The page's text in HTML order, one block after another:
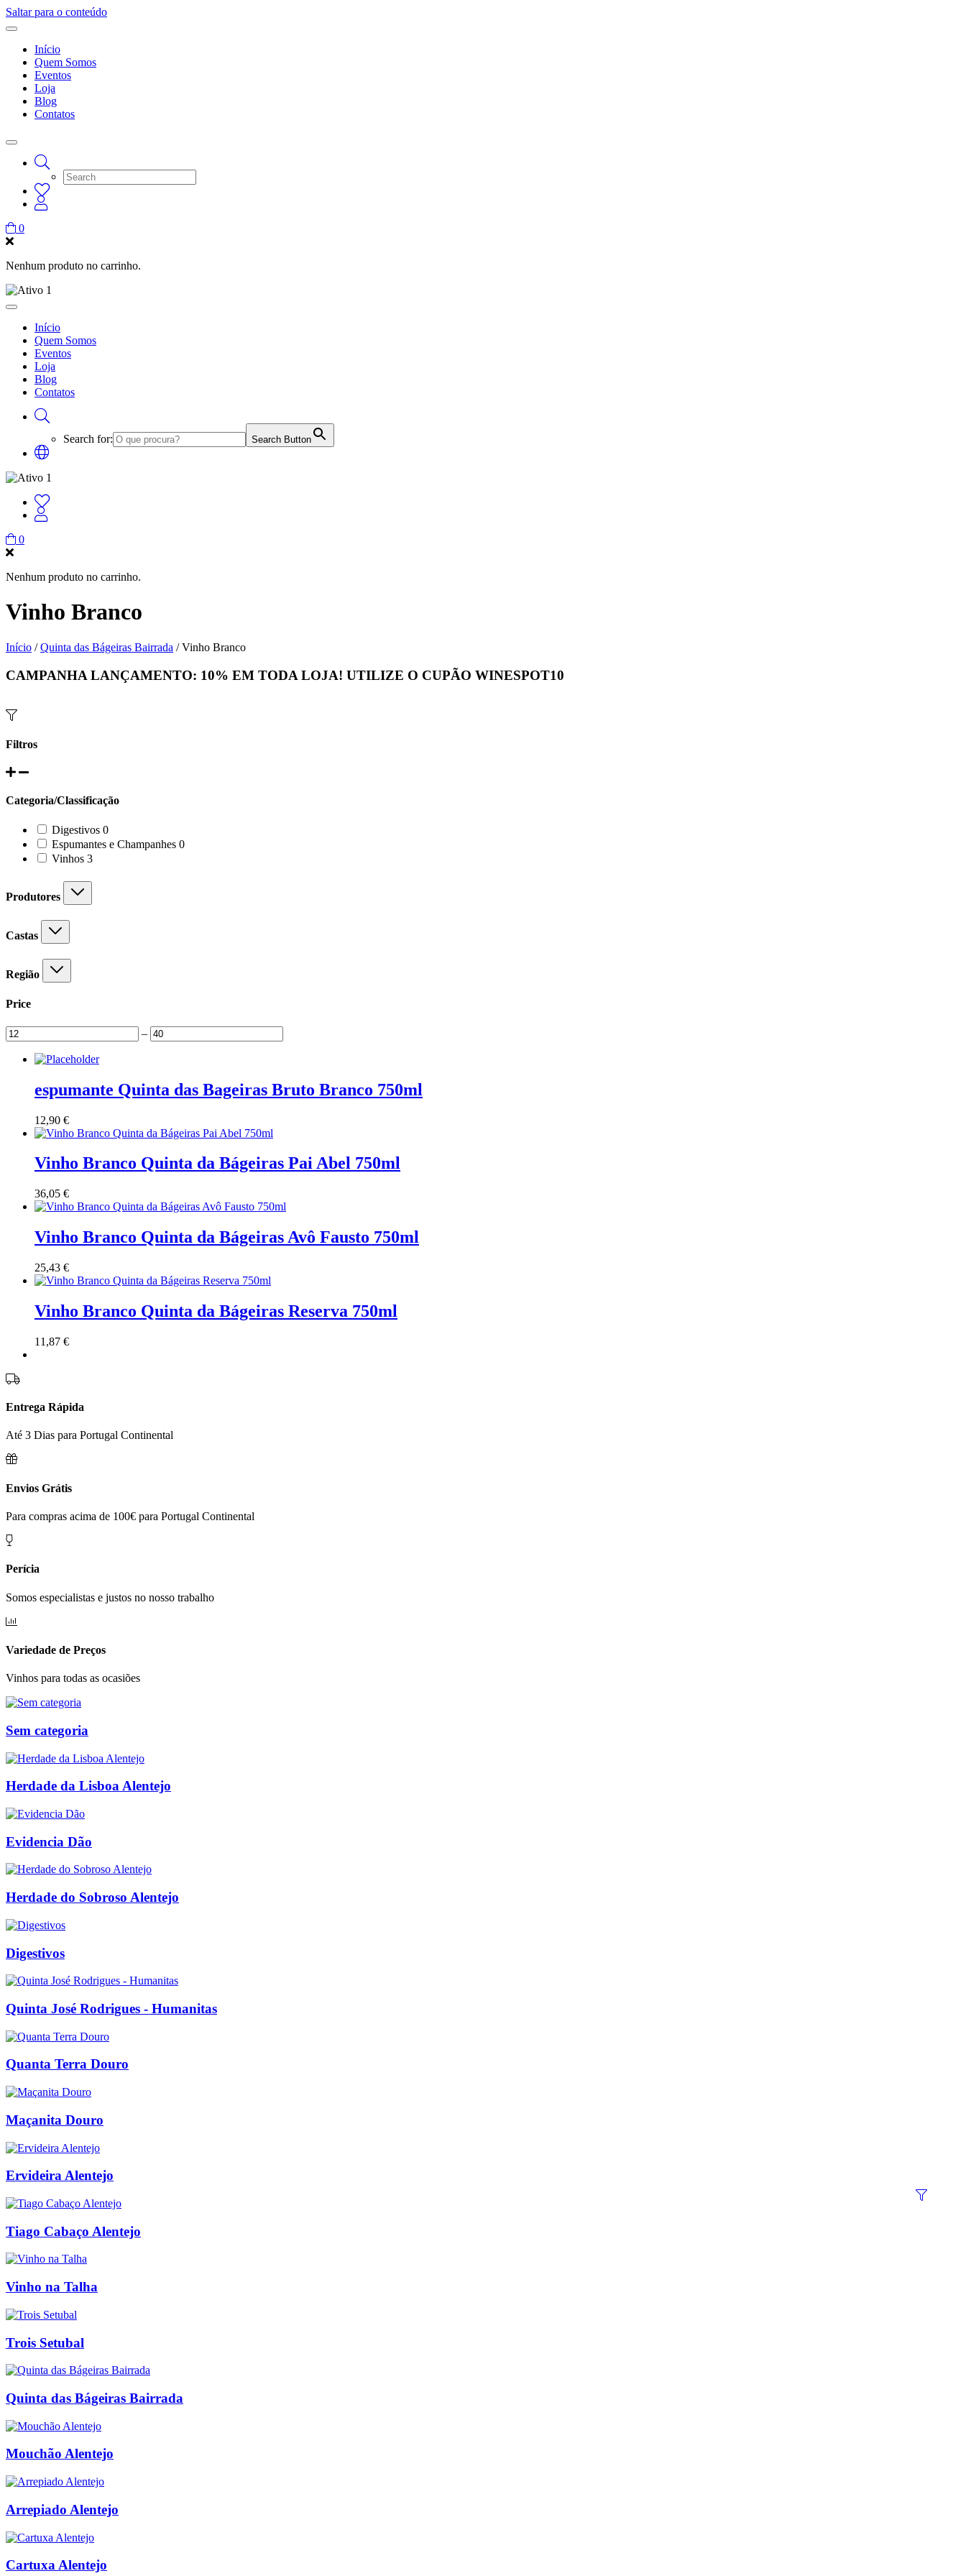
Saltar para o conteúdo
Início
Quem Somos
Eventos
Loja
Blog
Contatos
0
Nenhum produto no carrinho.
Início
Quem Somos
Eventos
Loja
Blog
Contatos
Search for: Search Button
0
Nenhum produto no carrinho.
Vinho Branco
Início /Quinta das Bágeiras Bairrada / Vinho Branco
CAMPANHA LANÇAMENTO: 10% EM TODA LOJA! UTILIZE O CUPÃO WINESPOT10
Filtros
Categoria/Classificação
Digestivos 00
products
Espumantes e Champanhes 00
Vinhos 3
Produtores
Castas
Região
Price
–
espumante Quinta das Bageiras Bruto Branco 750ml
12,90 €
Vinho Branco Quinta da Bágeiras Pai Abel 750ml
36,05 €
Vinho Branco Quinta da Bágeiras Avô Fausto 750ml
25,43 €
Vinho Branco Quinta da Bágeiras Reserva 750ml
11,87 €
Entrega Rápida
Até 3 Dias para Portugal Continental
Envios Grátis
Para compras acima de 100€ para Portugal Continental
Perícia
Somos especialistas e justos no nosso trabalho
Variedade de Preços
Vinhos para todas as ocasiões
Sem categoria
Herdade da Lisboa Alentejo
Evidencia Dão
Herdade do Sobroso Alentejo
Digestivos
Quinta José Rodrigues - Humanitas
Quanta Terra Douro
Maçanita Douro
Ervideira Alentejo
Tiago Cabaço Alentejo
Vinho na Talha
Trois Setubal
Quinta das Bágeiras Bairrada
Mouchão Alentejo
Arrepiado Alentejo
Cartuxa Alentejo